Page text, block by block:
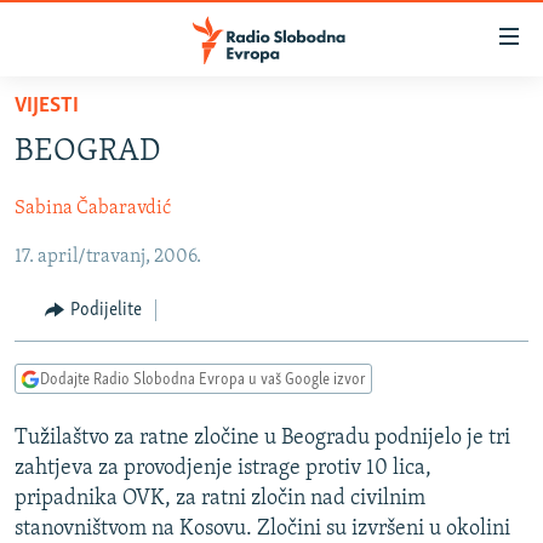
Pređite
glavni
Pređite
na
navigaciju
Pređite
na
pretragu
SRBIJA
KOSOVO
CRNA GORA
VIZUELNO
VIDEO
FOTOGALERIJE
INFOGRAFIKE
PODCASTI
RAT U UKRAJINI
KINA NA BALKANU
RSE PRIČE IZ SVIJETA
VIJESTI
BEOGRAD
Sabina Čabaravdić
17. april/travanj, 2006.
Podijelite
Dodajte Radio Slobodna Evropa u vaš Google izvor
Tužilaštvo za ratne zločine u Beogradu podnijelo je tri
zahtjeva za provodjenje istrage protiv 10 lica,
pripadnika OVK, za ratni zločin nad civilnim
stanovništvom na Kosovu. Zločini su izvršeni u okolini